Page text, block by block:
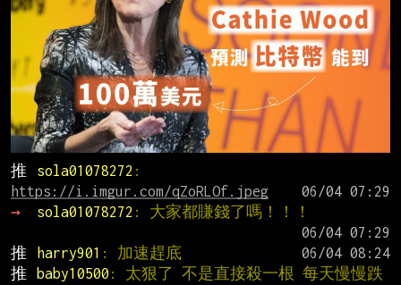
推 sola01078272
https://i.imgur.com/qZoRLOf.jpeg
→
sola01078272 : 大家都賺錢了嗎！！！
推
harry901 : 加速趕底
推
baby10500 : 太狠了 不是直接殺一根 每天慢慢跌